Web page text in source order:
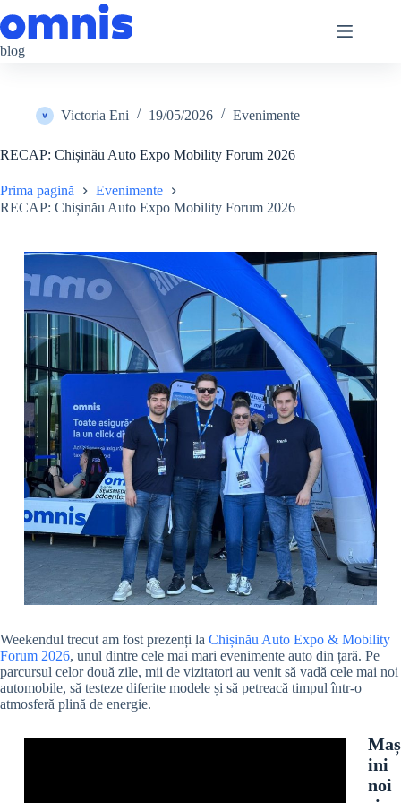
la
conținut
blog
Victoria Eni 19/05/2026 Evenimente
RECAP: Chișinău Auto Expo Mobility Forum 2026
Prima pagină
Evenimente
RECAP: Chișinău Auto Expo Mobility Forum 2026
Weekendul trecut am fost prezenți la Chișinău Auto Expo & Mobility
Forum 2026, unul dintre cele mai mari evenimente auto din țară. Pe
parcursul celor două zile, mii de vizitatori au venit să vadă cele mai noi
automobile, să testeze diferite modele și să petreacă timpul într-o
atmosferă plină de energie.
Maș
ini
noi